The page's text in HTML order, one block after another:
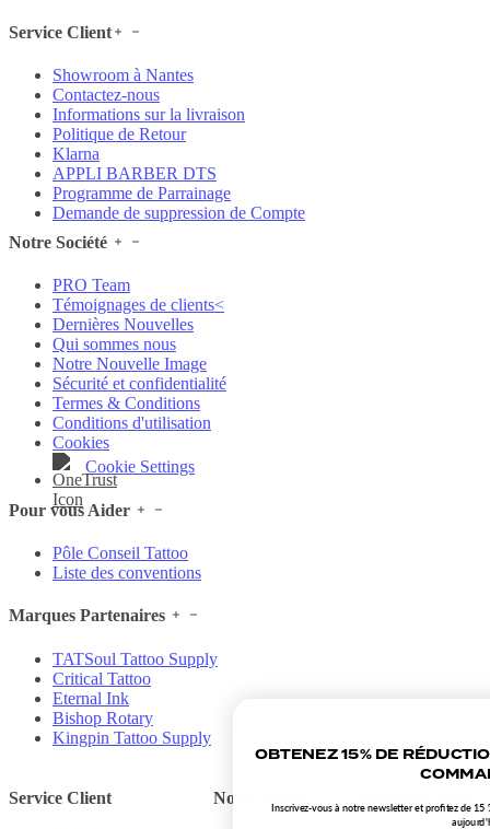
Service Client
Showroom à Nantes
Contactez-nous
Informations sur la livraison
Politique de Retour
Klarna
APPLI BARBER DTS
Programme de Parrainage
Demande de suppression de Compte
Notre Société
PRO Team
Témoignages de clients<
Dernières Nouvelles
Qui sommes nous
Notre Nouvelle Image
Sécurité et confidentialité
Termes & Conditions
Conditions d'utilisation
Cookies
Cookie Settings
Pour vous Aider
Pôle Conseil Tattoo
Liste des conventions
Marques Partenaires
TATSoul Tattoo Supply
Critical Tattoo
Eternal Ink
Bishop Rotary
Kingpin Tattoo Supply
Service Client Notre Société
OBTENEZ 15% DE
Inscrivez-vous à notre newsletter et profitez de